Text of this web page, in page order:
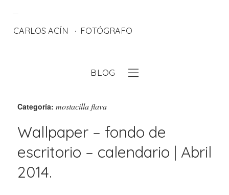
CARLOS ACÍN FOTÓGRAFO
BLOG
Categoría: mostacilla flava
Wallpaper – fondo de
escritorio – calendario | Abril
2014.